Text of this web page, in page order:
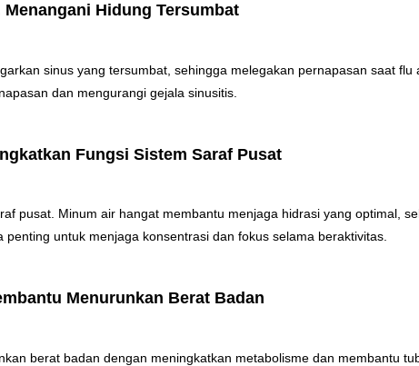
Menangani Hidung Tersumbat
sinus yang tersumbat, sehingga melegakan pernapasan saat flu
dan mengurangi gejala sinusitis.
Fungsi Sistem Saraf Pusat
pusat. Minum air hangat membantu menjaga hidrasi yang optimal,
untuk menjaga konsentrasi dan fokus selama beraktivitas.
Menurunkan Berat Badan
berat badan dengan meningkatkan metabolisme dan membantu